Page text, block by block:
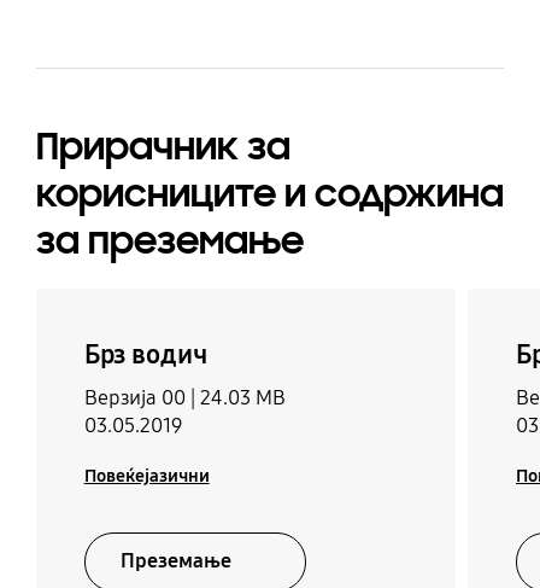
Прирачник за
корисниците и содржина
за преземање
Брз водич
Верзија 00 | 24.03 MB
03.05.2019
Повеќејазични
Преземање